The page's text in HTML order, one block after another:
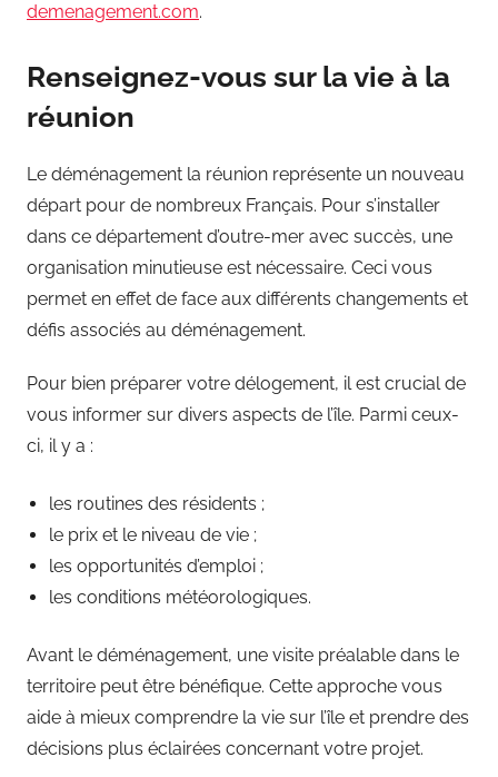
demenagement.com.
Renseignez-vous sur la vie à la
réunion
Le déménagement la réunion représente un nouveau
départ pour de nombreux Français. Pour s’installer
dans ce département d’outre-mer avec succès, une
organisation minutieuse est nécessaire. Ceci vous
permet en effet de face aux différents changements et
défis associés au déménagement.
Pour bien préparer votre délogement, il est crucial de
vous informer sur divers aspects de l’île. Parmi ceux-
ci, il y a :
les routines des résidents ;
le prix et le niveau de vie ;
les opportunités d’emploi ;
les conditions météorologiques.
Avant le déménagement, une visite préalable dans le
territoire peut être bénéfique. Cette approche vous
aide à mieux comprendre la vie sur l’île et prendre des
décisions plus éclairées concernant votre projet.